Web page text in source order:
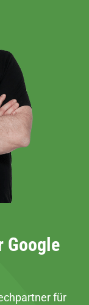
Google
für